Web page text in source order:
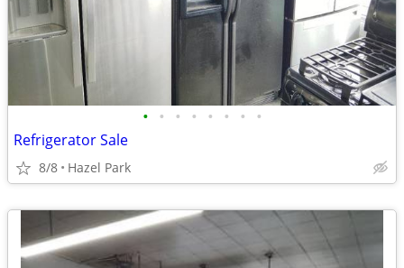
• • • • • • • •
Refrigerator Sale
8/8 Hazel Park